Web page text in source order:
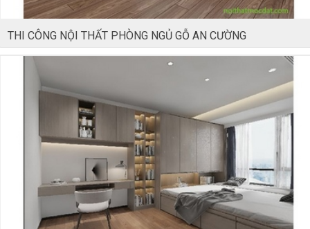
THI CÔNG NỘI THẤT PHÒNG NGỦ GỖ AN CƯỜNG